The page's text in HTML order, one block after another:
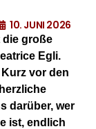
10. JUNI 2026
die große
Egli.
vor den
darüber, wer
ist, endlich